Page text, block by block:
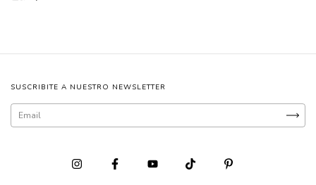
SUSCRIBITE A NUESTRO NEWSLETTER